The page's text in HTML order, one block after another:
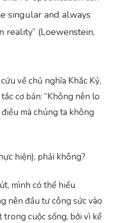
singular and always
reality” (Loewenstein,
về chủ nghĩa Khắc Kỷ,
cơ bản: “Không nên lo
mà chúng ta không
hiện), phải không?
mình có thể hiểu
nên đầu tư công sức vào
cuộc sống, bởi vì kể